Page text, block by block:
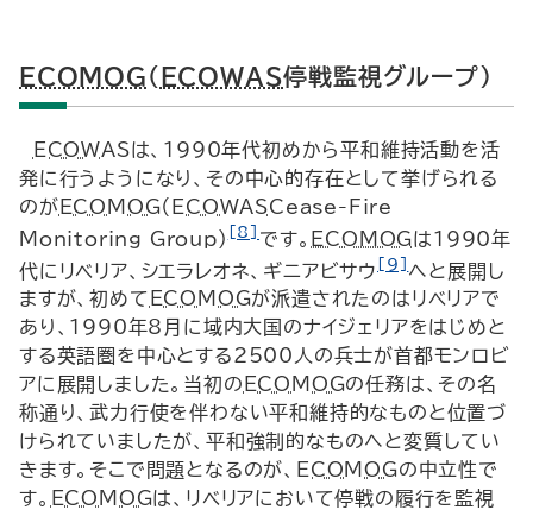
ECOMOG （ ECOWAS停戦監視グループ）
ECOWASは、1990年代初めから平和維持活動を活
発に行うようになり、その中心的存在として挙げられる
のが ECOMOG（ ECOWASCease- Fire
Monitoring Group） [8] です。 ECOMOGは1990年
代にリベリア、シエラレオネ、ギニアビサウ [9] へと展開し
ますが、初めて ECOMOGが派遣されたのはリベリアで
あり、1990年8月に域内大国のナイジェリアをはじめと
する英語圏を中心とする2500人の兵士が首都モンロビ
アに展開しました。当初の ECOMOGの任務は、その名
称通り、武力行使を伴わない平和維持的なものと位置づ
けられていましたが、平和強制的なものへと変質してい
きます。そこで問題となるのが、
ECOMOGの中立性で
す。 ECOMOGは、リベリアにおいて停戦の履行を監視